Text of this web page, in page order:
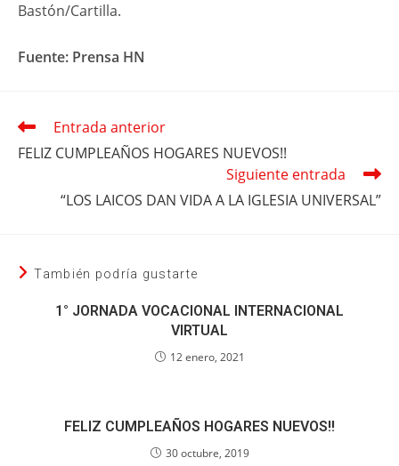
Bastón/Cartilla.
Fuente: Prensa HN
Leer
artículos
Entrada anterior
FELIZ CUMPLEAÑOS HOGARES NUEVOS!!
Siguiente entrada
“LOS LAICOS DAN VIDA A LA IGLESIA UNIVERSAL”
También podría gustarte
1° JORNADA VOCACIONAL INTERNACIONAL
VIRTUAL
12 enero, 2021
FELIZ CUMPLEAÑOS HOGARES NUEVOS!!
30 octubre, 2019